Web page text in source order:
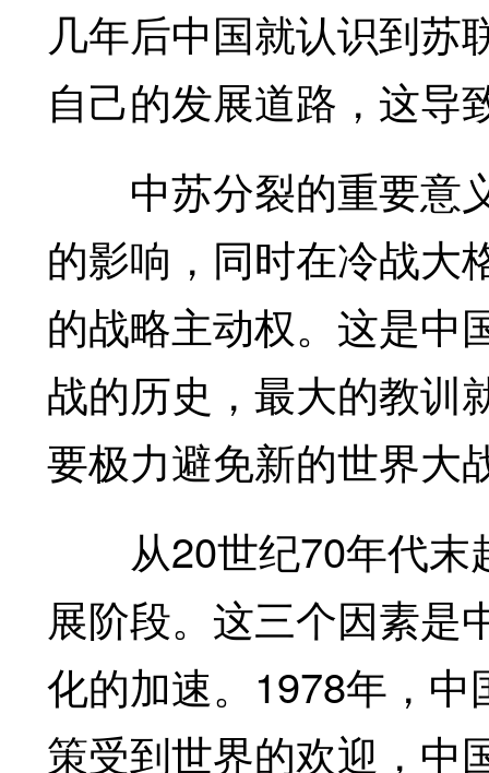
几年后中国就认识到苏
自己的发展道路，这导
中苏分裂的重要意
的影响，同时在冷战大
的战略主动权。这是中
战的历史，最大的教训
要极力避免新的世界大
从20世纪70年代末
展阶段。这三个因素是
化的加速。1978年，
策受到世界的欢迎，中